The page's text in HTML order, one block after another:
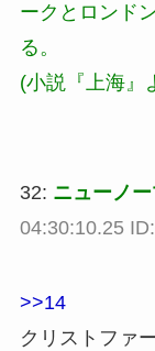
ークとロンド
る。
(小説『上海』
32: ニューノ
04:30:10.25
>>14
クリストファ